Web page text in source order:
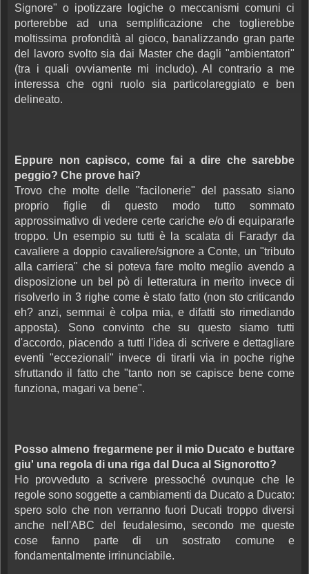
Signore" o ipotizzare logiche o meccanismi comuni ci
porterebbe ad una semplificazione che toglierebbe
moltissima profondità al gioco, banalizzando gran parte
del lavoro svolto sia dai Master che dagli "ambientatori"
(tra i quali ovviamente mi includo). Al contrario a me
interessa che ogni ruolo sia particolareggiato e ben
delineato.
Eppure non capisco, come fai a dire che sarebbe
peggio? Che prove hai?
Trovo che molte delle "facilonerie" del passato siano
proprio figlie di questo modo tutto sommato
approssimativo di vedere certe cariche e/o di equipararle
troppo. Un esempio su tutti è la scalata di Faradyr da
cavaliere a doppio cavaliere/signore a Conte, un "tributo
alla carriera" che si poteva fare molto meglio avendo a
disposizione un bel pò di letteratura in merito invece di
risolverlo in 3 righe come è stato fatto (non sto criticando
eh? anzi, semmai è colpa mia, e difatti sto rimediando
apposta). Sono convinto che su questo siamo tutti
d'accordo, piacendo a tutti l'idea di scrivere e dettagliare
eventi "eccezionali" invece di tirarli via in poche righe
sfruttando il fatto che "tanto non se capisce bene come
funziona, magari va bene".
Posso almeno fregarmene per il mio Ducato e buttare
giu' una regola di una riga dal Duca al Signorotto?
Ho provveduto a scrivere pressoché ovunque che le
regole sono soggette a cambiamenti da Ducato a Ducato:
spero solo che non verranno fuori Ducati troppo diversi
anche nell'ABC del feudalesimo, secondo me queste
cose fanno parte di un sostrato comune e
fondamentalmente irrinunciabile.